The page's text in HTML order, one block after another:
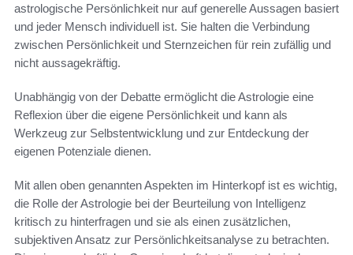
astrologische Persönlichkeit nur auf generelle Aussagen basiert
und jeder Mensch individuell ist. Sie halten die Verbindung
zwischen Persönlichkeit und Sternzeichen für rein zufällig und
nicht aussagekräftig.
Unabhängig von der Debatte ermöglicht die Astrologie eine
Reflexion über die eigene Persönlichkeit und kann als
Werkzeug zur Selbstentwicklung und zur Entdeckung der
eigenen Potenziale dienen.
Mit allen oben genannten Aspekten im Hinterkopf ist es wichtig,
die Rolle der Astrologie bei der Beurteilung von Intelligenz
kritisch zu hinterfragen und sie als einen zusätzlichen,
subjektiven Ansatz zur Persönlichkeitsanalyse zu betrachten.